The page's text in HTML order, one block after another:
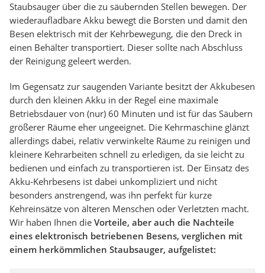
Staubsauger über die zu säubernden Stellen bewegen. Der
wiederaufladbare Akku bewegt die Borsten und damit den
Besen elektrisch mit der Kehrbewegung, die den Dreck in
einen Behälter transportiert. Dieser sollte nach Abschluss
der Reinigung geleert werden.
Im Gegensatz zur saugenden Variante besitzt der Akkubesen
durch den kleinen Akku in der Regel eine maximale
Betriebsdauer von (nur) 60 Minuten und ist für das Säubern
größerer Räume eher ungeeignet. Die Kehrmaschine glänzt
allerdings dabei, relativ verwinkelte Räume zu reinigen und
kleinere Kehrarbeiten schnell zu erledigen, da sie leicht zu
bedienen und einfach zu transportieren ist. Der Einsatz des
Akku-Kehrbesens ist dabei unkompliziert und nicht
besonders anstrengend, was ihn perfekt für kurze
Kehreinsätze von älteren Menschen oder Verletzten macht.
Wir haben Ihnen die Vorteile, aber auch die Nachteile
eines elektronisch betriebenen Besens, verglichen mit
einem herkömmlichen Staubsauger, aufgelistet: